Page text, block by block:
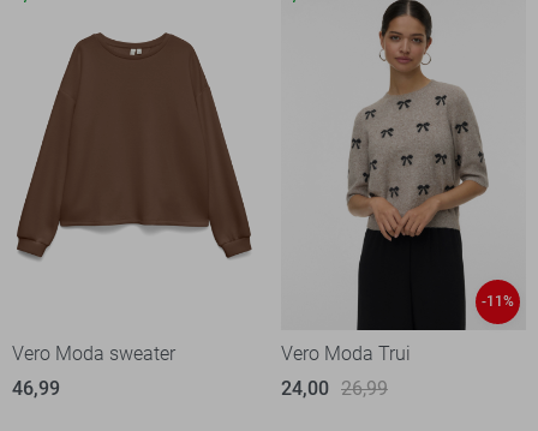
Vero Moda sweater
46,99
-11%
Vero Moda Trui
24,00 26,99